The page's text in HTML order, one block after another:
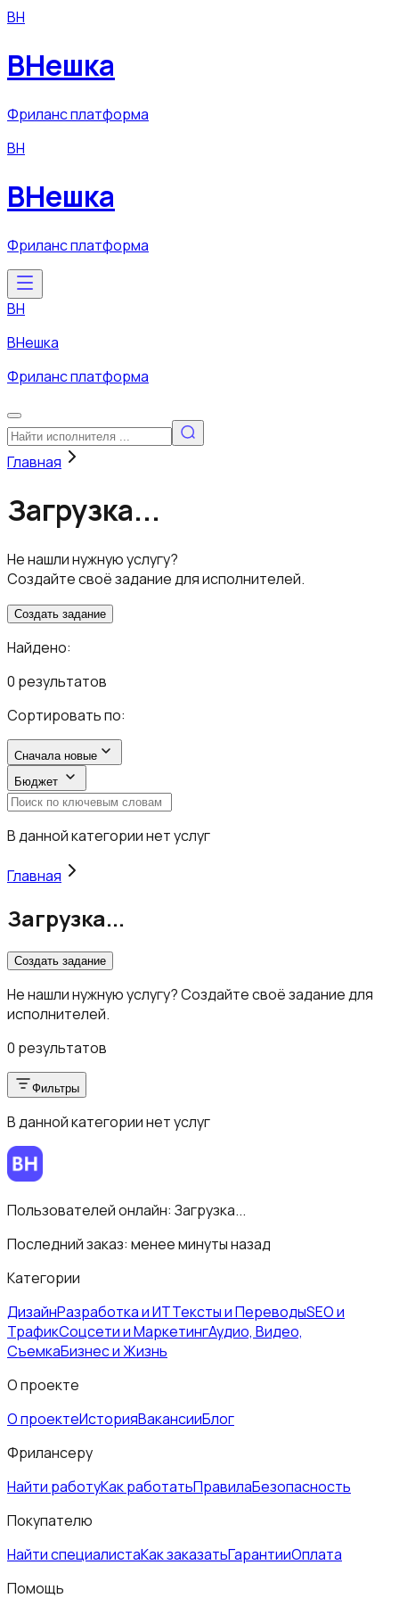
ВН
ВНешка
Фриланс платформа
ВН
ВНешка
Фриланс платформа
ВН
ВНешка
Фриланс платформа
Главная
Загрузка...
Не нашли нужную услугу?
Создайте своё задание для исполнителей.
Создать задание
Найдено:
0 результатов
Сортировать по:
Сначала новые
Бюджет
В данной категории нет услуг
Главная
Загрузка...
Создать задание
Не нашли нужную услугу? Создайте своё задание для
исполнителей.
0 результатов
Фильтры
В данной категории нет услуг
Пользователей онлайн: Загрузка...
Последний заказ: менее минуты назад
Категории
ДизайнРазработка и ИТТексты и ПереводыSEO и
ТрафикСоцсети и МаркетингАудио, Видео,
СъемкаБизнес и Жизнь
О проекте
О проектеИсторияВакансииБлог
Фрилансеру
Найти работуКак работатьПравилаБезопасность
Покупателю
Найти специалистаКак заказатьГарантииОплата
Помощь